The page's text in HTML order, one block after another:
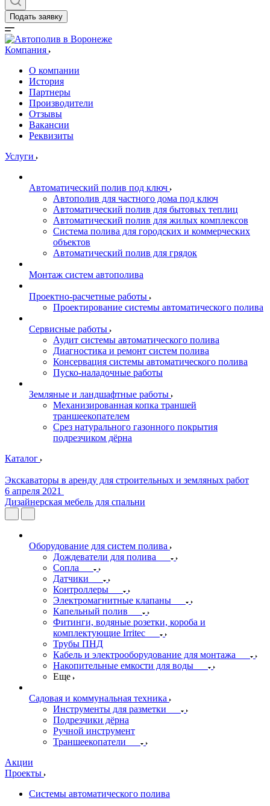
Подать заявку
Компания
О компании
История
Партнеры
Производители
Отзывы
Вакансии
Реквизиты
Услуги
Автоматический полив под ключ
Автополив для частного дома под ключ
Автоматический полив для бытовых теплиц
Автоматический полив для жилых комплексов
Система полива для городских и коммерческих
объектов
Автоматический полив для грядок
Монтаж систем автополива
Проектно-расчетные работы
Проектирование системы автоматического полива
Сервисные работы
Аудит системы автоматического полива
Диагностика и ремонт систем полива
Консервация системы автоматического полива
Пуско-наладочные работы
Земляные и ландшафтные работы
Механизированная копка траншей
траншеекопателем
Срез натурального газонного покрытия
подрезчиком дёрна
Каталог
Экскаваторы в аренду для строительных и земляных работ
6 апреля 2021
Дизайнерская мебель для спальни
Оборудование для систем полива
Дождеватели для полива
Сопла
Датчики
Контроллеры
Электромагнитные клапаны
Капельный полив
Фитинги, водяные розетки, короба и
комплектующие Irritec
Трубы ПНД
Кабель и электрооборудование для монтажа
Накопительные емкости для воды
Еще
Садовая и коммунальная техника
Инструменты для разметки
Подрезчики дёрна
Ручной инструмент
Траншеекопатели
Акции
Проекты
Системы автоматического полива